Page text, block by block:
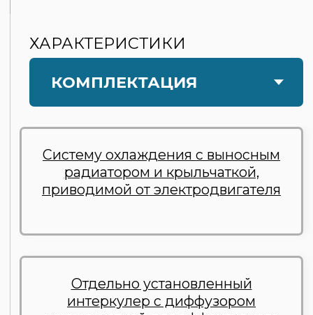
Термопары на каждом цилиндре
в камере сгорания — это
головки блока цилиндров
для контроля параметров работы
установки в режиме реального
времени
Бак дозаправки масла,
и оперативность технического
обслуживания